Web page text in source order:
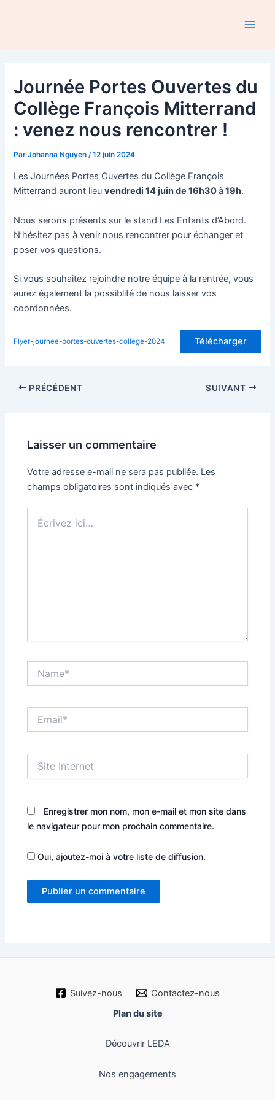
Journée Portes Ouvertes du
Collège François Mitterrand
: venez nous rencontrer !
ParJohanna Nguyen /12 juin 2024
Les Journées Portes Ouvertes du Collège François
Mitterrand auront lieuvendredi 14 juin de 16h30 à 19h.
Nous serons présents sur le stand Les Enfants d’Abord.
N’hésitez pas à venir nous rencontrer pour échanger et
poser vos questions.
Si vous souhaitez rejoindre notre équipe à la rentrée, vous
aurez également la possiblité de nous laisser vos
coordonnées.
Flyer-journee-portes-ouvertes-college-2024 Télécharger
NavigationPRÉCÉDENT SUIVANT
Laisser un commentaire
Votre adresse e-mail ne sera pas publiée. Les
champs obligatoires sont indiqués avec *
ici…
Internet
Enregistrer mon nom, mon e-mail et mon site dans
le navigateur pour mon prochain commentaire.
Oui, ajoutez-moi à votre liste de diffusion.
Suivez-nous
Contactez-nous
Plan du site
Découvrir LEDA
Nos engagements